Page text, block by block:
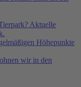
Aktuelle
Höhepunkte
wir in den